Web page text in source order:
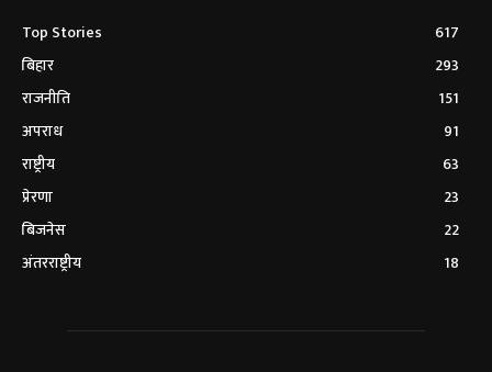
Top Stories
617
बिहार
293
राजनीति
151
अपराध
91
राष्ट्रीय
63
प्रेरणा
23
बिजनेस
22
अंतरराष्ट्रीय
18